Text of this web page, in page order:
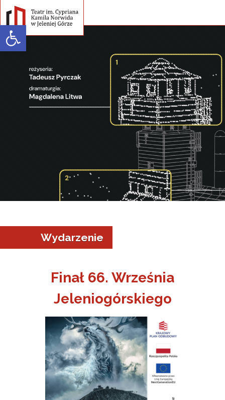
Open toolbar
Wydarzenie
Finał 66. Września
Jeleniogórskiego